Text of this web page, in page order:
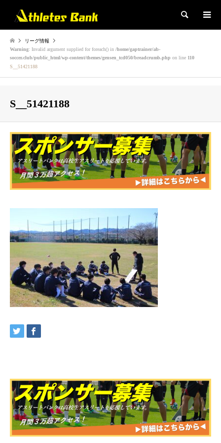
検索
リーグ情報
Warning: Invalid argument supplied for foreach() in /home/gaptrainer/ab-
soccer.club/public_html/wp-content/themes/gensen_tcd050/breadcrumb.php on line 110
S__51421188
S__51421188